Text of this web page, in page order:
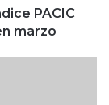
PACIC
marzo